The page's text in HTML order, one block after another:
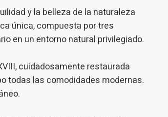
y la belleza de la naturaleza
única, compuesta por tres
en un entorno natural privilegiado.
cuidadosamente restaurada
todas las comodidades modernas.
y análisis del comportamiento de los usuarios de este
mediante este tipo de cookies se utiliza en la
para la elaboración de perfiles de navegación de
Permiten guardar la información de preferencia
de nuestros servicios y para ofrecer una mejor
recomendados.